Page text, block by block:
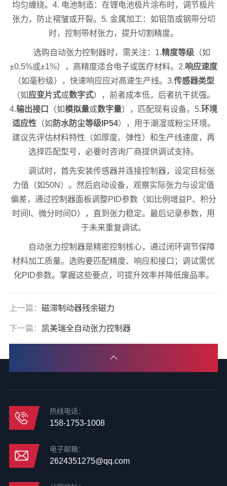
均匀缠绕。4. 电池制造：在锂电池极片涂布时，调节极片
张力，防止褶皱或开裂。5. 金属加工：如铝箔或钢带分切
时，控制带材张力，提升切割精度。
选购自动张力控制器时，需关注：1.精度等级（如
±0.5%或±1%），高精度适合电子或医疗材料。2. 响应速度
（如毫秒级），快速响应应对高速生产线。3.传感器类型
（如应变片式或数字式），前者成本低，后者抗干扰强。
4.输出接口 （如模拟量或数字量），匹配现有设备。5.环境
适应性（如 防水防尘等级IP54），用于潮湿或粉尘环境。
建议先评估材料特性（如厚度、弹性）和生产线速度，再
选择匹配型号，必要时咨询厂商提供调试支持。
调试时，首先安装传感器并连接控制器，设定目标张
力值（如50N）。然后启动设备，观察实际张力与设定值
偏差，通过控制器面板调整PID参数（如比例增益P、积分
时间I、微分时间D），直到张力稳定。最后记录参数，用
于未来重复调试。
自动张力控制器是精密控制核心，通过闭环调节保障
材料加工质量。选购要匹配精度、响应和接口；调试需优
化PID参数。掌握这些要点，可提升效率并降低废品率。
上一篇： 磁滞制动器残余磁力
下一篇： 凯美瑞全自动张力控制器
热线电话：
158-1753-1008
电子邮箱：
2624351275@qq.com